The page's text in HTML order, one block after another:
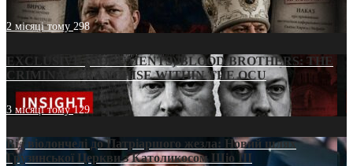
2 місяці тому 298
EXCLUSIVE (DOCUMENTS)/BLOOD BROTHERS: THE
CRIMINAL FRANCHISE WITHIN THE OCU
3 місяці тому129
Від віолончелі до Патріаршого жезла: Новий шлях
Грузинської Церкви з Католикосом Шіо III